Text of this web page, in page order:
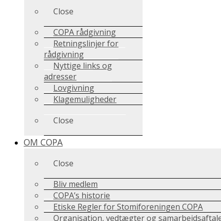
Close
COPA rådgivning
Retningslinjer for
rådgivning
Nyttige links og
adresser
Lovgivning
Klagemuligheder
Close
OM COPA
Close
Bliv medlem
COPA’s historie
Etiske Regler for Stomiforeningen COPA
Organisation, vedtægter og